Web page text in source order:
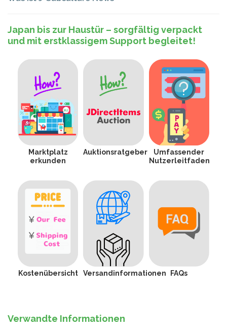
Japan bis zur Haustür – sorgfältig verpackt
und mit erstklassigem Support begleitet!
Marktplatz
erkunden
Auktionsratgeber
Umfassender
Nutzerleitfaden
Kostenübersicht Versandinformationen FAQs
Verwandte Informationen